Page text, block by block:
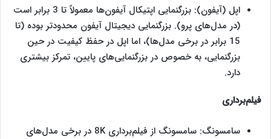
اپل (آیفون): بزرگنمایی اپتیکال آیفون‌ها معمولاً تا 3 برابر است
(در مدل‌های پرو). بزرگنمایی دیجیتال آیفون محدودتر بوده (تا
15 برابر در برخی مدل‌ها)، اما اپل در حفظ کیفیت در حین
بزرگنمایی، به خصوص در بزرگنمایی‌های پایین، تمرکز بیشتری
دارد.
فیلم‌برداری
سامسونگ: سامسونگ از فیلم‌برداری 8K در برخی مدل‌های